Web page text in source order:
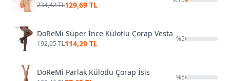
234,42 TL129,69 TL
DoReMi Süper İnce Külotlu Çorap Vesta
192,05 TL114,29 TL
%5
DoReMi Parlak Külotlu Çorap İsis
%5